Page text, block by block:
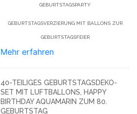
GEBURTSTAGSPARTY
GEBURTSTAGSVERZIERUNG MIT BALLONS ZUR
GEBURTSTAGSFEIER
Mehr erfahren
40-TEILIGES GEBURTSTAGSDEKO-
SET MIT LUFTBALLONS, HAPPY
BIRTHDAY AQUAMARIN ZUM 80.
GEBURTSTAG